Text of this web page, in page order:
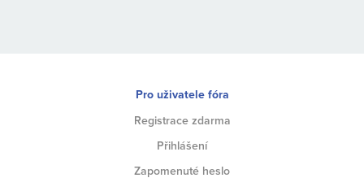
Pro uživatele fóra
Registrace zdarma
Přihlášení
Zapomenuté heslo